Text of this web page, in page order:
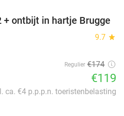
+ ontbijt in hartje Brugge
9.7 star
Regulier €174
€119
ca. €4 p.p.p.n. toeristenbelasting